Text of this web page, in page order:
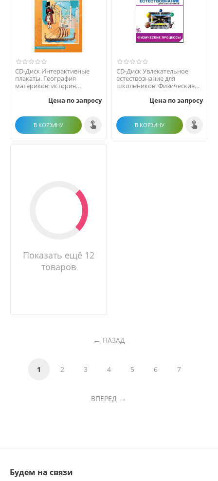
CD-Диск Интерактивные
плакаты. География
материков: история
Цена по запросу
В КОРЗИНУ
CD-Диск Увлекательное
естествознание для
школьников. Физические
Цена по запросу
В КОРЗИНУ
Показать ещё 12
товаров
НАЗАД
1 2 3 4 5 6 7
ВПЕРЕД
Будем на связи